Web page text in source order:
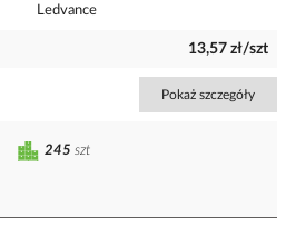
Ledvance
13,57 zł/szt
Pokaż szczegóły
245 szt